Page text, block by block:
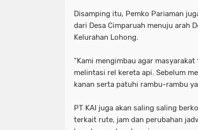
Disamping itu, Pemko Pariaman
dari Desa Cimparuah menuju arah
Kelurahan Lohong.
"Kami mengimbau agar
melintasi rel kereta api. Sebelum
kanan serta patuhi rambu-rambu
PT KAI juga akan saling saling
terkait rute, jam dan perubahan